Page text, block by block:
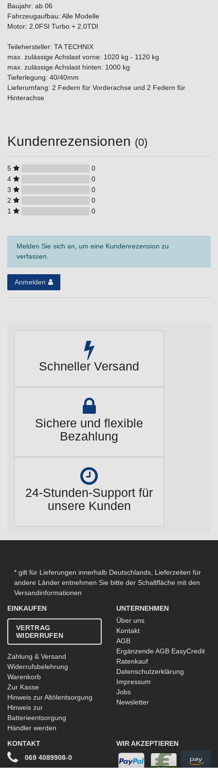
Baujahr: ab 06
Fahrzeugaufbau: Alle Modelle
Motor: 2,0FSI Turbo + 2,0TDI
Teilehersteller: TA TECHNIX
max. zulässige Achslast vorne: 1020 kg - 1120 kg
max. zulässige Achslast hinten: 1000 kg
Tieferlegung: 40/40mm
Lieferumfang: 2 Federn für Vorderachse und 2 Federn für
Hinterachse
Kundenrezensionen (0)
5
0
4
0
3
0
2
0
1
0
Melden Sie sich an, um eine Kundenrezension zu
verfassen.
Anmelden
Schneller Versand
Sichere und flexible
Bezahlung
24-Stunden-Support für
unsere Kunden
* gilt für Lieferungen innerhalb Deutschlands, Lieferzeiten für
andere Länder entnehmen Sie bitte der Schaltfläche mit den
Versandinformationen
EINKAUFEN
VERTRAG
WIDERRUFEN
Zahlung & Versand
Widerrufsbelehrung
Warenkorb
Zur Kasse
Hinweis zur Altölentsorgung
Hinweis zur
Batterieentsorgung
Händler werden
UNTERNEHMEN
Über uns
Kontakt
AGB
Ergänzende AGB EasyCredit
Ratenkauf
Datenschutzerklärung
Impressum
Jobs
Newsletter
KONTAKT
069 4089908-0
WIR AKZEPTIEREN